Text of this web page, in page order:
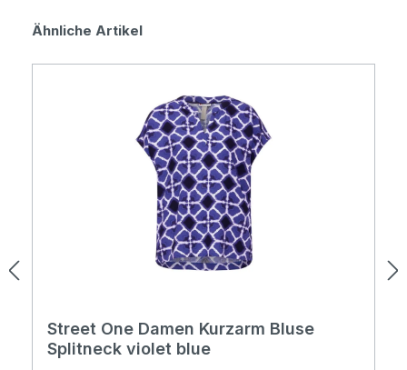
Produktgalerie überspringen
Ähnliche Artikel
Street One Damen Kurzarm Bluse
Splitneck violet blue